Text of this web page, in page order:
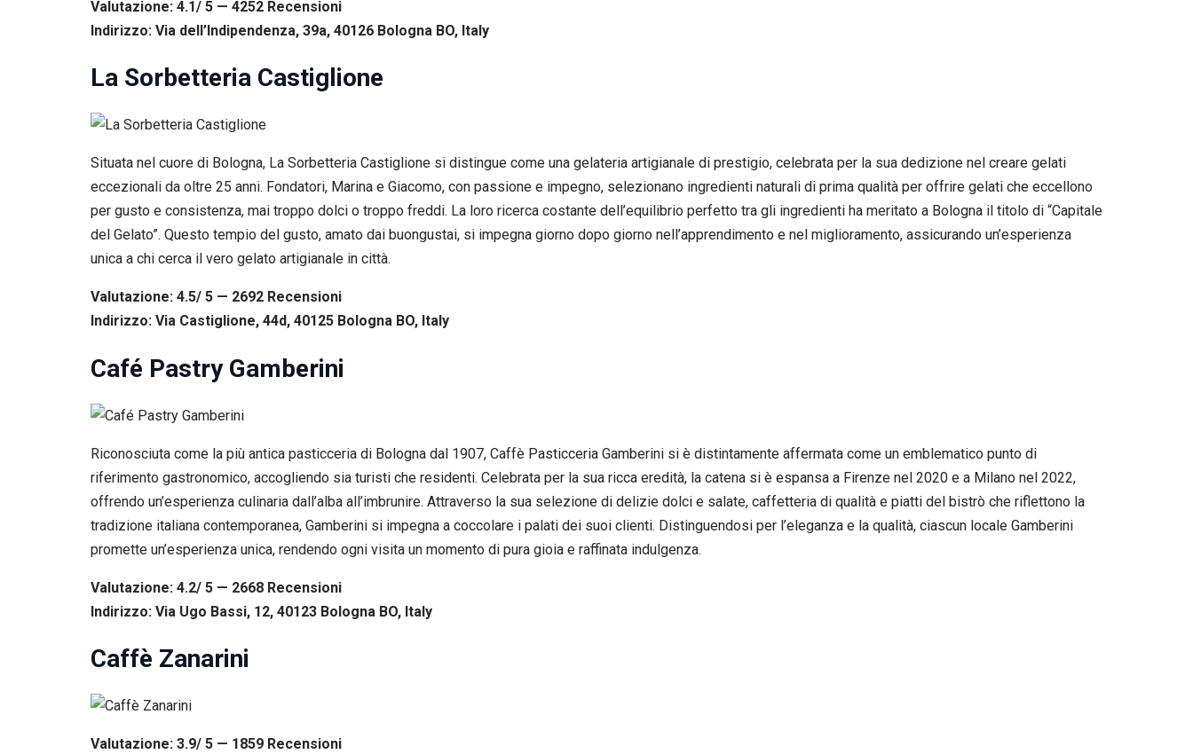
Valutazione: 4.1/ 5 — 4252 Recensioni
Indirizzo: Via dell’Indipendenza, 39a, 40126 Bologna BO, Italy
La Sorbetteria Castiglione
Situata nel cuore di Bologna, La Sorbetteria Castiglione si distingue come una gelateria artigianale di prestigio, celebrata per la sua dedizione nel creare gelati
eccezionali da oltre 25 anni. Fondatori, Marina e Giacomo, con passione e impegno, selezionano ingredienti naturali di prima qualità per offrire gelati che eccellono
per gusto e consistenza, mai troppo dolci o troppo freddi. La loro ricerca costante dell’equilibrio perfetto tra gli ingredienti ha meritato a Bologna il titolo di “Capitale
del Gelato”. Questo tempio del gusto, amato dai buongustai, si impegna giorno dopo giorno nell’apprendimento e nel miglioramento, assicurando un’esperienza
unica a chi cerca il vero gelato artigianale in città.
Valutazione: 4.5/ 5 — 2692 Recensioni
Indirizzo: Via Castiglione, 44d, 40125 Bologna BO, Italy
Café Pastry Gamberini
Riconosciuta come la più antica pasticceria di Bologna dal 1907, Caffè Pasticceria Gamberini si è distintamente affermata come un emblematico punto di
riferimento gastronomico, accogliendo sia turisti che residenti. Celebrata per la sua ricca eredità, la catena si è espansa a Firenze nel 2020 e a Milano nel 2022,
offrendo un’esperienza culinaria dall’alba all’imbrunire. Attraverso la sua selezione di delizie dolci e salate, caffetteria di qualità e piatti del bistrò che riflettono la
tradizione italiana contemporanea, Gamberini si impegna a coccolare i palati dei suoi clienti. Distinguendosi per l’eleganza e la qualità, ciascun locale Gamberini
promette un’esperienza unica, rendendo ogni visita un momento di pura gioia e raffinata indulgenza.
Valutazione: 4.2/ 5 — 2668 Recensioni
Indirizzo: Via Ugo Bassi, 12, 40123 Bologna BO, Italy
Caffè Zanarini
Valutazione: 3.9/ 5 — 1859 Recensioni